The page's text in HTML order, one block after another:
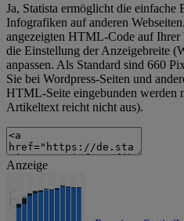
Ja, Statista ermöglicht die
Infografiken auf anderen
angezeigten HTML-Code auf Ihrer
die Einstellung der Anzeigebreite
anpassen. Als Standard sind 660
Sie bei Wordpress-Seiten und
HTML-Seite eingebunden werden
Artikeltext reicht nicht aus).
Anzeige